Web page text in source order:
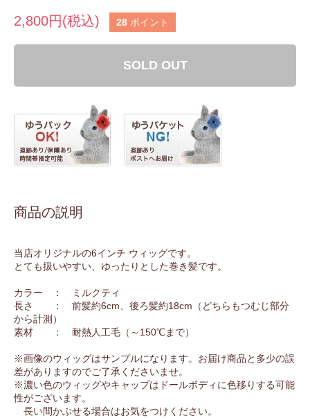
2,800円(税込)
28 ポイント
SOLD OUT
商品の説明
当店オリジナルの6インチ ウィッグです。
とても扱いやすい、ゆったりとした巻き髪です。
カラー ： ミルクティ
長さ ： 前髪約6cm、後ろ髪約18cm（どちらもつむじ部分
から計測）
素材 ： 耐熱人工毛（～150℃まで）
※画像のウィッグはサンプルになります。お届け商品と多少の誤
差がありますのでご了承くださいませ。
※濃い色のウィッグやキャップはドールボディに色移りする可能
性がございます。
長い間かぶせる場合はお気をつけください。